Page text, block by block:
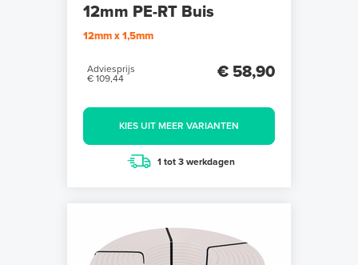
12mm PE-RT Buis
12mm x 1,5mm
Adviesprijs
€ 109,44
€ 58,90
KIES UIT MEER VARIANTEN
1 tot 3 werkdagen